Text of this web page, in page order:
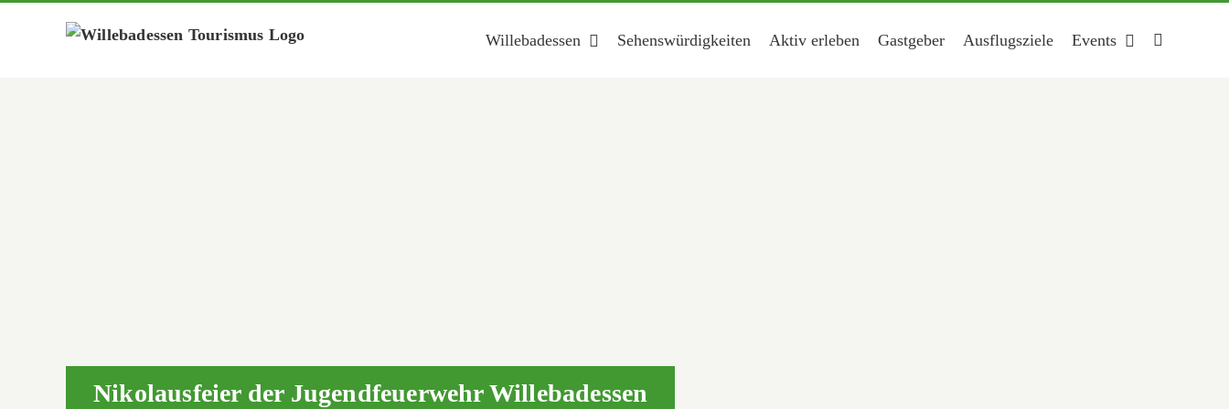
Willebadessen Sehenswürdigkeiten Aktiv erleben Gastgeber Ausflugsziele Events
Nikolausfeier der Jugendfeuerwehr Willebadessen